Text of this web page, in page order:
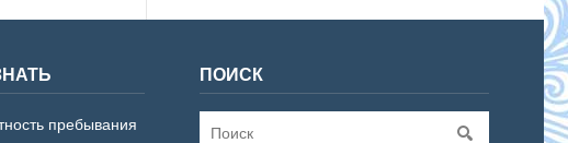
пребывания
ПОИСК